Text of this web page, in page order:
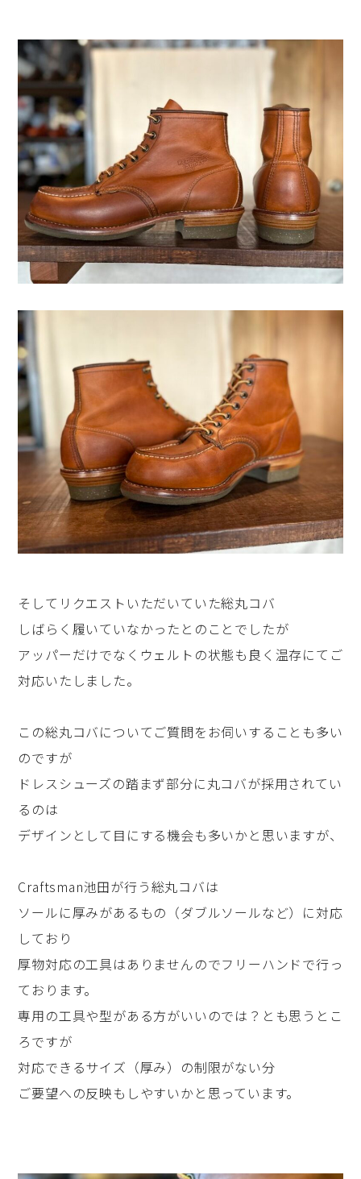
そしてリクエストいただいていた総丸コバ
しばらく履いていなかったとのことでしたが
アッパーだけでなくウェルトの状態も良く温存にてご
対応いたしました。
この総丸コバについてご質問をお伺いすることも多い
のですが
ドレスシューズの踏まず部分に丸コバが採用されてい
るのは
デザインとして目にする機会も多いかと思いますが、
Craftsman池田が行う総丸コバは
ソールに厚みがあるもの（ダブルソールなど）に対応
しており
厚物対応の工具はありませんのでフリーハンドで行っ
ております。
専用の工具や型がある方がいいのでは？とも思うとこ
ろですが
対応できるサイズ（厚み）の制限がない分
ご要望への反映もしやすいかと思っています。